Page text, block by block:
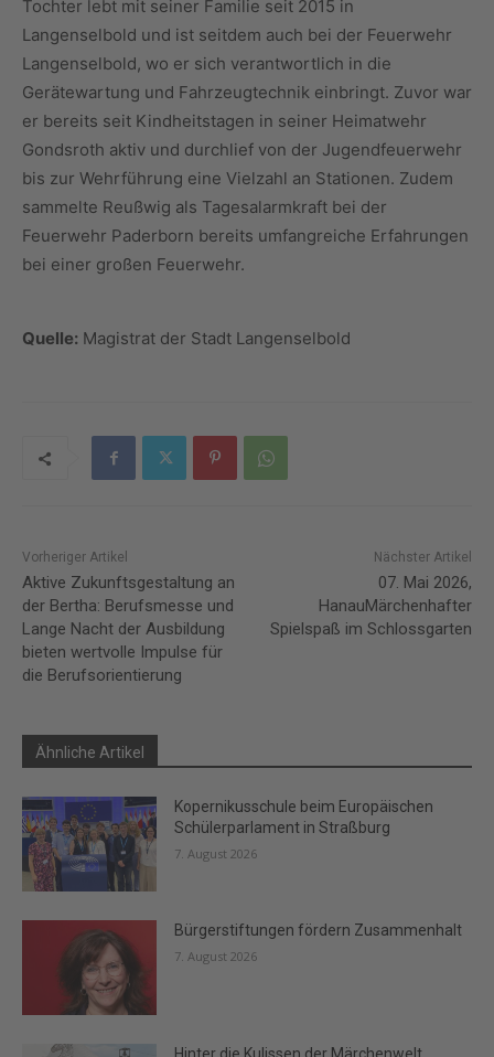
Tochter lebt mit seiner Familie seit 2015 in
Langenselbold und ist seitdem auch bei der Feuerwehr
Langenselbold, wo er sich verantwortlich in die
Gerätewartung und Fahrzeugtechnik einbringt. Zuvor war
er bereits seit Kindheitstagen in seiner Heimatwehr
Gondsroth aktiv und durchlief von der Jugendfeuerwehr
bis zur Wehrführung eine Vielzahl an Stationen. Zudem
sammelte Reußwig als Tagesalarmkraft bei der
Feuerwehr Paderborn bereits umfangreiche Erfahrungen
bei einer großen Feuerwehr.
Quelle: Magistrat der Stadt Langenselbold
Vorheriger Artikel
Aktive Zukunftsgestaltung an
der Bertha: Berufsmesse und
Lange Nacht der Ausbildung
bieten wertvolle Impulse für
die Berufsorientierung
Nächster Artikel
07. Mai 2026,
HanauMärchenhafter
Spielspaß im Schlossgarten
Ähnliche Artikel
Kopernikusschule beim Europäischen
Schülerparlament in Straßburg
7. August 2026
Bürgerstiftungen fördern Zusammenhalt
7. August 2026
Hinter die Kulissen der Märchenwelt